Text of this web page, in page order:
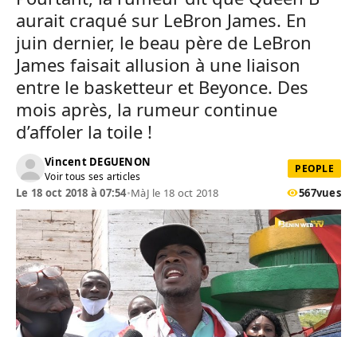
aurait craqué sur LeBron James. En
juin dernier, le beau père de LeBron
James faisait allusion à une liaison
entre le basketteur et Beyonce. Des
mois après, la rumeur continue
d’affoler la toile !
Vincent DEGUENON
Voir tous ses articles
PEOPLE
Le 18 oct 2018 à 07:54•MàJ le 18 oct 2018 567vues